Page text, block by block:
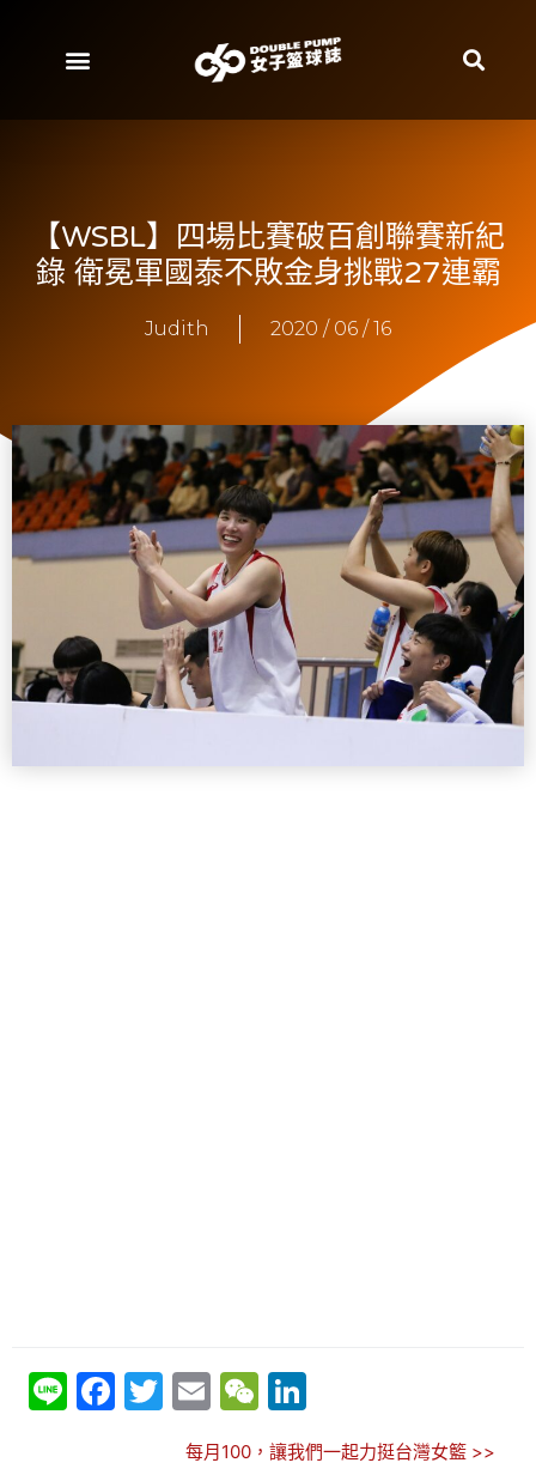
【WSBL】四場比賽破百創聯賽新紀
錄 衛冕軍國泰不敗金身挑戰27連霸
Judith 2020 / 06 / 16
Li F
T
E
W
每月100，讓我們一起力挺台灣女籃 >>